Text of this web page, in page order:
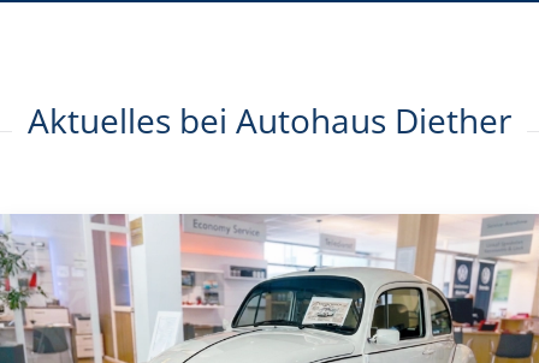
Aktuelles bei Autohaus Diether